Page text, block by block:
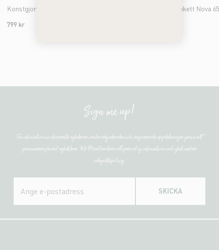
Konstgjord mix Bukett Vega 68cm
799 kr
Konstgjord mix Bukett Nova
Sign me up!
Få information om de senaste nyheterna, unika erbjudanden och inspirerande uppdateringar genom att
prenumerera på vårt nyhetsbrev. Mr Plant hanterar all personlig information i enlighet med vår
integritetspolicy.
SKICKA